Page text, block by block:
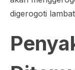
digerogoti